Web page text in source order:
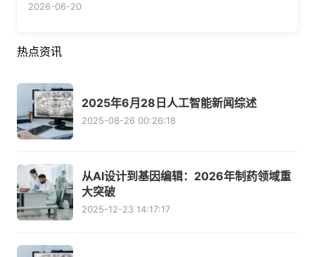
2026-06-20
热点资讯
2025年6月28日人工智能新闻综述
2025-08-26 00:26:18
从AI设计到基因编辑：2026年制药领域重
大突破
2025-12-23 14:17:17